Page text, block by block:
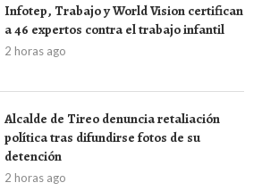
Infotep, Trabajo y World Vision certifican
a 46 expertos contra el trabajo infantil
2 horas ago
Alcalde de Tireo denuncia retaliación
política tras difundirse fotos de su
detención
2 horas ago